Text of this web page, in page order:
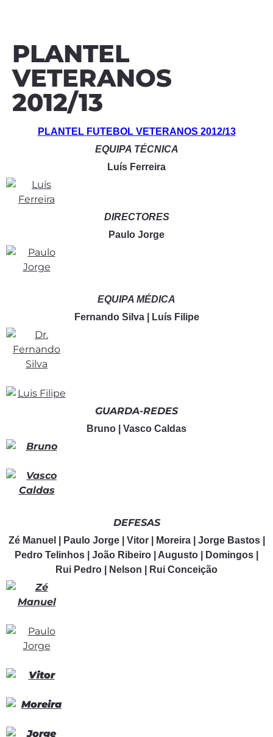
PLANTEL
VETERANOS
2012/13
PLANTEL FUTEBOL VETERANOS 2012/13
EQUIPA TÉCNICA
Luís Ferreira
DIRECTORES
Paulo Jorge
EQUIPA MÉDICA
Fernando Silva | Luís Filipe
GUARDA-REDES
Bruno | Vasco Caldas
DEFESAS
Zé Manuel | Paulo Jorge | Vitor | Moreira | Jorge Bastos |
Pedro Telinhos | João Ribeiro | Augusto | Domingos |
Rui Pedro | Nelson | Rui Conceição